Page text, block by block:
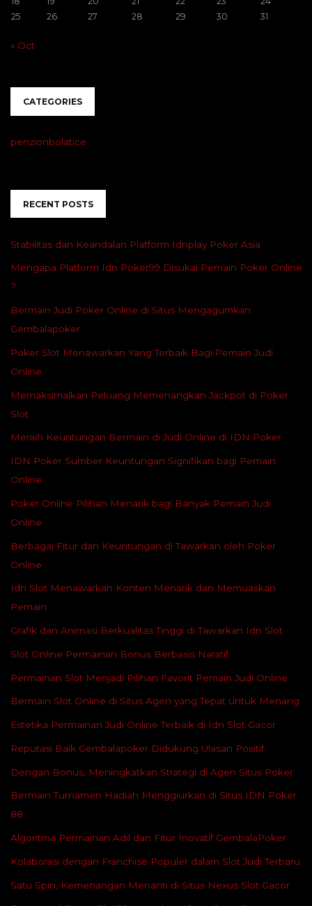
25
26 27 28 29 30 31
« Oct
CATEGORIES
penzionbolatice
RECENT POSTS
Stabilitas dan Keandalan Platform Idnplay Poker Asia
Mengapa Platform Idn Poker99 Disukai Pemain Poker Online
?
Bermain Judi Poker Online di Situs Mengagumkan
Gembalapoker
Poker Slot Menawarkan Yang Terbaik Bagi Pemain Judi
Online
Memaksimalkan Peluang Memenangkan Jackpot di Poker
Slot
Meraih Keuntungan Bermain di Judi Online di IDN Poker
IDN Poker Sumber Keuntungan Signifikan bagi Pemain
Online
Poker Online Pilihan Menarik bagi Banyak Pemain Judi
Online
Berbagai Fitur dan Keuntungan di Tawarkan oleh Poker
Online
Idn Slot Menawarkan Konten Menarik dan Memuaskan
Pemain
Grafik dan Animasi Berkualitas Tinggi di Tawarkan Idn Slot
Slot Online Permainan Bonus Berbasis Naratif
Permainan Slot Menjadi Pilihan Favorit Pemain Judi Online
Bermain Slot Online di Situs Agen yang Tepat untuk Menang
Estetika Permainan Judi Online Terbaik di Idn Slot Gacor
Reputasi Baik Gembalapoker Didukung Ulasan Positif
Dengan Bonus, Meningkatkan Strategi di Agen Situs Poker
Bermain Turnamen Hadiah Menggiurkan di Situs IDN Poker
88
Algoritma Permainan Adil dan Fitur Inovatif GembalaPoker
Kolaborasi dengan Franchise Populer dalam Slot Judi Terbaru
Satu Spin, Kemenangan Menanti di Situs Nexus Slot Gacor